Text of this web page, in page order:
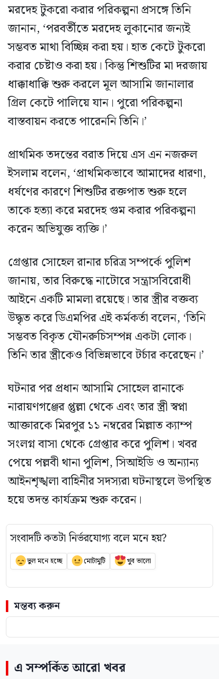
মরদেহ টুকরো করার পরিকল্পনা প্রসঙ্গে তিনি
জানান, ‘পরবর্তীতে মরদেহ লুকানোর জন্যই
সম্ভবত মাথা বিচ্ছিন্ন করা হয়। হাত কেটে টুকরো
করার চেষ্টাও করা হয়। কিন্তু শিশুটির মা দরজায়
ধাক্কাধাক্কি শুরু করলে মূল আসামি জানালার
গ্রিল কেটে পালিয়ে যান। পুরো পরিকল্পনা
বাস্তবায়ন করতে পারেননি তিনি।’
প্রাথমিক তদন্তের বরাত দিয়ে এস এন নজরুল
ইসলাম বলেন, ‘প্রাথমিকভাবে আমাদের ধারণা,
ধর্ষণের কারণে শিশুটির রক্তপাত শুরু হলে
তাকে হত্যা করে মরদেহ গুম করার পরিকল্পনা
করেন অভিযুক্ত ব্যক্তি।’
গ্রেপ্তার সোহেল রানার চরিত্র সম্পর্কে পুলিশ
জানায়, তার বিরুদ্ধে নাটোরে সন্ত্রাসবিরোধী
আইনে একটি মামলা রয়েছে। তার স্ত্রীর বক্তব্য
উদ্ধৃত করে ডিএমপির এই কর্মকর্তা বলেন, ‘তিনি
সম্ভবত বিকৃত যৌনরুচিসম্পন্ন একটা লোক।
তিনি তার স্ত্রীকেও বিভিন্নভাবে টর্চার করেছেন।’
ঘটনার পর প্রধান আসামি সোহেল রানাকে
নারায়ণগঞ্জের প্তুল্লা থেকে এবং তার স্ত্রী স্বপ্না
আক্তারকে মিরপুর ১১ নম্বরের মিল্লাত ক্যাম্প
সংলগ্ন বাসা থেকে গ্রেপ্তার করে পুলিশ। খবর
পেয়ে পল্লবী থানা পুলিশ, সিআইডি ও অন্যান্য
আইনশৃঙ্খলা বাহিনীর সদস্যরা ঘটনাস্থলে উপস্থিত
হয়ে তদন্ত কার্যক্রম শুরু করেন।
সংবাদটি কতটা নির্ভরযোগ্য বলে মনে হয়?
ভুল মনে হচ্ছে মোটামুটি খুব ভালো
মন্তব্য করুন
এ সম্পর্কিত আরো খবর